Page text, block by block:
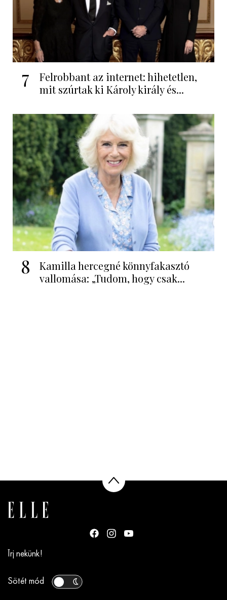
7
Felrobbant az internet: hihetetlen,
mit szúrtak ki Károly király és...
8
Kamilla hercegné könnyfakasztó
vallomása: „Tudom, hogy csak...
Írj nekünk!
Sötét mód